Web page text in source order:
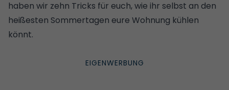
haben wir zehn Tricks für euch, wie ihr selbst an den
heißesten Sommertagen eure Wohnung kühlen
könnt.